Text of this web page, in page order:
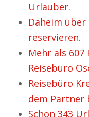
Urlauber.
Daheim über
reservieren.
Mehr als 607
Reisebüro
Reisebüro
dem Partner
Schon 343